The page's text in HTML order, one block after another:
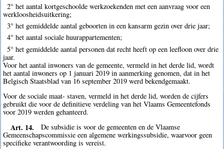
2° het aantal kortgeschoolde werkzoekenden met een aanvraag voor een
werkloosheidsuitkering;
3° het gemiddelde aantal geboorten in een kansarm gezin over drie jaar;
4° het aantal sociale huurappartementen;
5° het gemiddelde aantal personen dat recht heeft op een leefloon over drie
jaar.
Voor het aantal inwoners van de gemeente, vermeld in het derde lid, wordt
het aantal inwoners op 1 januari 2019 in aanmerking genomen, dat in het
Belgisch Staatsblad van 16 september 2019 werd bekendgemaakt.
Voor de sociale maat- staven, vermeld in het derde lid, worden de cijfers
gebruikt die voor de definitieve verdeling van het Vlaams Gemeentefonds
voor 2019 werden gehanteerd.
Art. 14.
De subsidie is voor de gemeenten en de Vlaamse
Gemeenschapscommissie een algemene werkingssubsidie, waarvoor geen
specifieke verantwoording is vereist.